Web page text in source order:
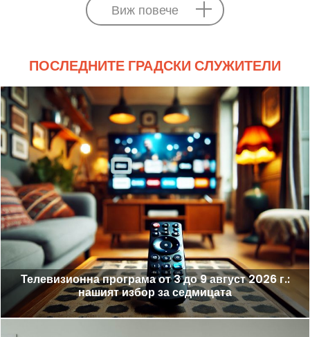
Виж повече
ПОСЛЕДНИТЕ ГРАДСКИ СЛУЖИТЕЛИ
Телевизионна програма от 3 до 9 август 2026 г.:
нашият избор за седмицата